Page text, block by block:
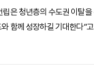
은 청년층의 수도권 이탈
함께 성장하길 기대한다”